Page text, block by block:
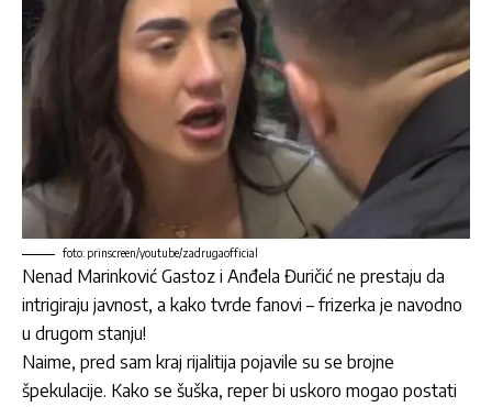
foto: prinscreen/youtube/zadrugaofficial
Nenad Marinković Gastoz i Anđela Đuričić ne prestaju da
intrigiraju javnost, a kako tvrde fanovi – frizerka je navodno
u drugom stanju!
Naime, pred sam kraj rijalitija pojavile su se brojne
špekulacije. Kako se šuška, reper bi uskoro mogao postati